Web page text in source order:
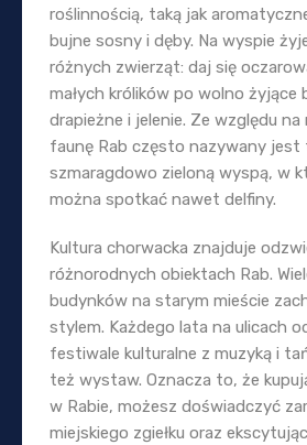
roślinnością, taką jak
bujne sosny i dęby. Na wyspie
różnych zwierząt: daj się
małych królików po wolno żyjące
drapieżne i jelenie. Ze względu
faunę Rab często nazywany jest
szmaragdowo zieloną wyspą, w
można spotkać nawet delfiny.
Kultura chorwacka znajduje
różnorodnych obiektach Rab.
budynków na starym mieście
stylem. Każdego lata na ulicach
festiwale kulturalne z muzyką i
też wystaw. Oznacza to, że
w Rabie, możesz doświadczyć
miejskiego zgiełku oraz